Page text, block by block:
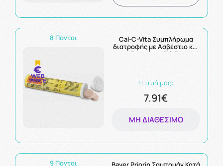
8 Πόντοι
Cal-C-Vita Συμπλήρωμα
διατροφής με Ασβέστιο και
Βιταμίνες C & B,
Η τιμή μας:
7.91€
ΜΗ ΔΙΑΘΈΣΙΜΟ
9 Πόντοι